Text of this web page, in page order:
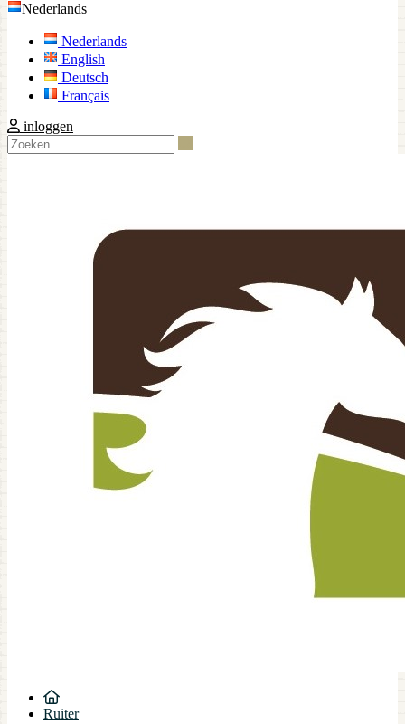
Nederlands
Nederlands
English
Deutsch
Français
inloggen
Ruiter